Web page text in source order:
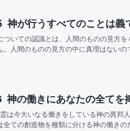
神が行うすべてのことは義
ついての認識とは、人間のものの見方
。人間のものの見方の中に真理はない
神の働きにあなたの全てを
は今大いなる働きをしている神の異邦
全ての創造物を種類に分ける神の働き